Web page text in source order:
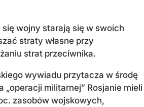
wojny starają się w swoich
straty własne przy
strat przeciwnika.
wywiadu przytacza w środę
„operacji militarnej” Rosjanie mieli
zasobów wojskowych,